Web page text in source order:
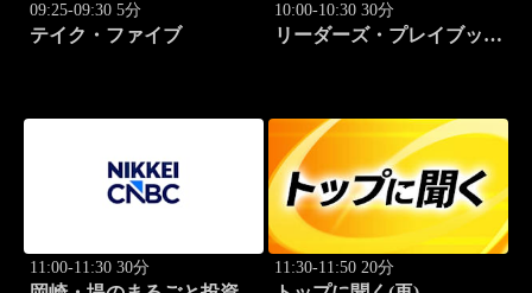
09:25-09:30 5分
テイク・ファイブ
10:00-10:30 30分
リーダーズ・プレイブック
11:00-11:30 30分 11:30-11:50 20分